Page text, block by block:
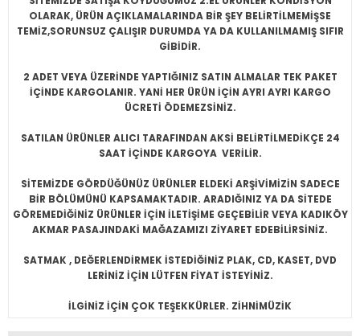
OLARAK, ÜRÜN AÇIKLAMALARINDA BİR ŞEY BELİRTİLMEMİŞSE
TEMİZ,SORUNSUZ ÇALIŞIR DURUMDA YA DA KULLANILMAMIŞ SIFIR
GİBİDİR.
2 ADET VEYA ÜZERİNDE YAPTIĞINIZ SATIN ALMALAR TEK PAKET
İÇİNDE KARGOLANIR. YANİ HER ÜRÜN İÇİN AYRI AYRI KARGO
ÜCRETİ ÖDEMEZSİNİZ.
SATILAN ÜRÜNLER ALICI TARAFINDAN AKSİ BELİRTİLMEDİKÇE 24
SAAT İÇİNDE KARGOYA VERİLİR.
SİTEMİZDE GÖRDÜĞÜNÜZ ÜRÜNLER ELDEKİ ARŞİVİMİZİN SADECE
BİR BÖLÜMÜNÜ KAPSAMAKTADIR. ARADIĞINIZ YA DA SİTEDE
GÖREMEDİĞİNİZ ÜRÜNLER İÇİN İLETİŞİME GEÇEBİLİR VEYA KADIKÖY
AKMAR PASAJINDAKİ MAĞAZAMIZI ZİYARET EDEBİLİRSİNİZ.
SATMAK , DEĞERLENDİRMEK İSTEDİĞİNİZ PLAK, CD, KASET, DVD
LERİNİZ İÇİN LÜTFEN FİYAT İSTEYİNİZ.
İLGİNİZ İÇİN ÇOK TEŞEKKÜRLER. ZİHNİMÜZİK